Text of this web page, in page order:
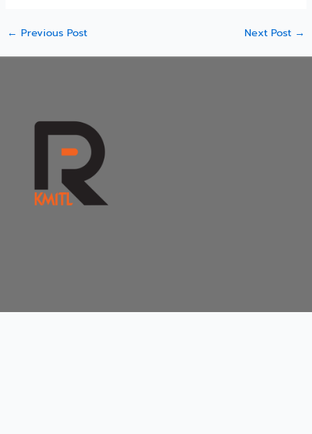
← Previous Post Next Post →